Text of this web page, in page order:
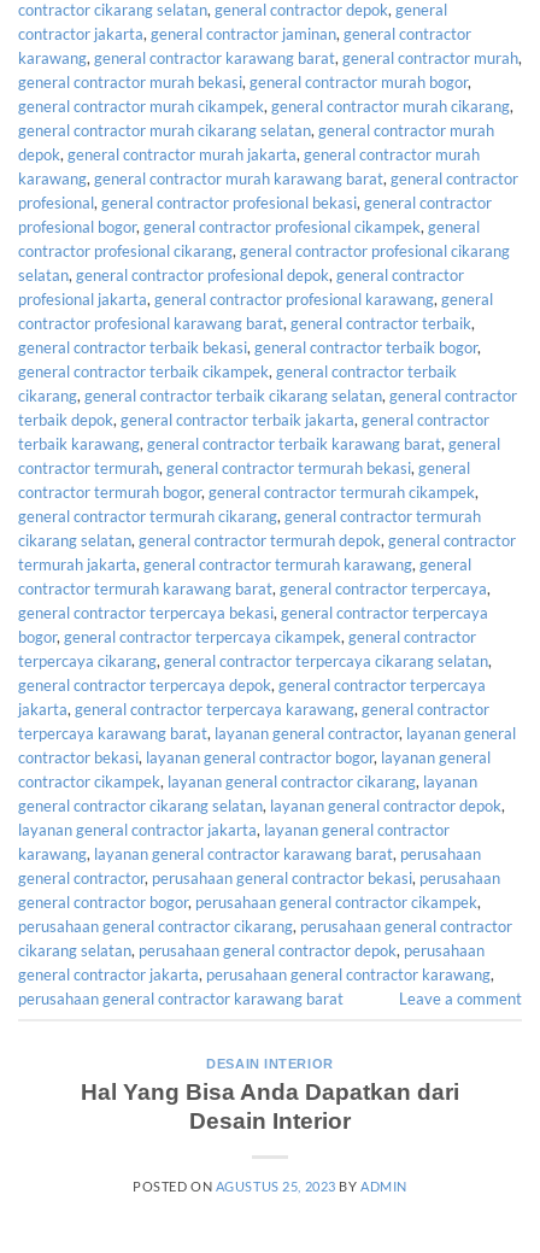
contractor cikarang selatan, general contractor depok, general
contractor jakarta, general contractor jaminan, general contractor
karawang, general contractor karawang barat, general contractor murah,
general contractor murah bekasi, general contractor murah bogor,
general contractor murah cikampek, general contractor murah cikarang,
general contractor murah cikarang selatan, general contractor murah
depok, general contractor murah jakarta, general contractor murah
karawang, general contractor murah karawang barat, general contractor
profesional, general contractor profesional bekasi, general contractor
profesional bogor, general contractor profesional cikampek, general
contractor profesional cikarang, general contractor profesional cikarang
selatan, general contractor profesional depok, general contractor
profesional jakarta, general contractor profesional karawang, general
contractor profesional karawang barat, general contractor terbaik,
general contractor terbaik bekasi, general contractor terbaik bogor,
general contractor terbaik cikampek, general contractor terbaik
cikarang, general contractor terbaik cikarang selatan, general contractor
terbaik depok, general contractor terbaik jakarta, general contractor
terbaik karawang, general contractor terbaik karawang barat, general
contractor termurah, general contractor termurah bekasi, general
contractor termurah bogor, general contractor termurah cikampek,
general contractor termurah cikarang, general contractor termurah
cikarang selatan, general contractor termurah depok, general contractor
termurah jakarta, general contractor termurah karawang, general
contractor termurah karawang barat, general contractor terpercaya,
general contractor terpercaya bekasi, general contractor terpercaya
bogor, general contractor terpercaya cikampek, general contractor
terpercaya cikarang, general contractor terpercaya cikarang selatan,
general contractor terpercaya depok, general contractor terpercaya
jakarta, general contractor terpercaya karawang, general contractor
terpercaya karawang barat, layanan general contractor, layanan general
contractor bekasi, layanan general contractor bogor, layanan general
contractor cikampek, layanan general contractor cikarang, layanan
general contractor cikarang selatan, layanan general contractor depok,
layanan general contractor jakarta, layanan general contractor
karawang, layanan general contractor karawang barat, perusahaan
general contractor, perusahaan general contractor bekasi, perusahaan
general contractor bogor, perusahaan general contractor cikampek,
perusahaan general contractor cikarang, perusahaan general contractor
cikarang selatan, perusahaan general contractor depok, perusahaan
general contractor jakarta, perusahaan general contractor karawang,
perusahaan general contractor karawang barat
Leave a comment
DESAIN INTERIOR
Hal Yang Bisa Anda Dapatkan dari
Desain Interior
POSTED ON AGUSTUS 25, 2023 BY ADMIN